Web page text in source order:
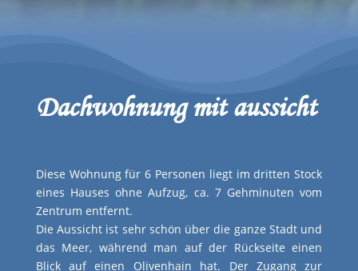
Dachwohnung mit aussicht
Diese Wohnung für 6 Personen liegt im dritten Stock
eines Hauses ohne Aufzug, ca. 7 Gehminuten vom
Zentrum entfernt.
Die Aussicht ist sehr schön über die ganze Stadt und
das Meer, während man auf der Rückseite einen
Blick auf einen Olivenhain hat. Der Zugang zur